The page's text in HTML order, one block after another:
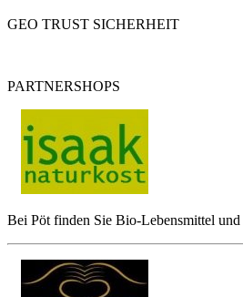
GEO TRUST SICHERHEIT
PARTNERSHOPS
Bei Pöt finden Sie Bio-Lebensmittel und